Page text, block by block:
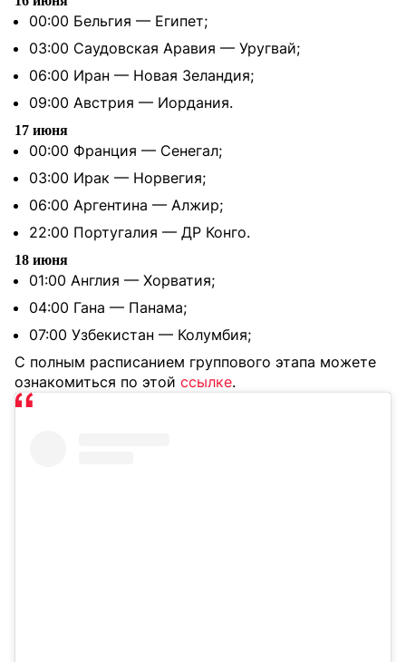
00:00 Бельгия — Египет;
03:00 Саудовская Аравия — Уругвай;
06:00 Иран — Новая Зеландия;
09:00 Австрия — Иордания.
17 июня
00:00 Франция — Сенегал;
03:00 Ирак — Норвегия;
06:00 Аргентина — Алжир;
22:00 Португалия — ДР Конго.
18 июня
01:00 Англия — Хорватия;
04:00 Гана — Панама;
07:00 Узбекистан — Колумбия;
С полным расписанием группового этапа можете
ознакомиться по этой ссылке.